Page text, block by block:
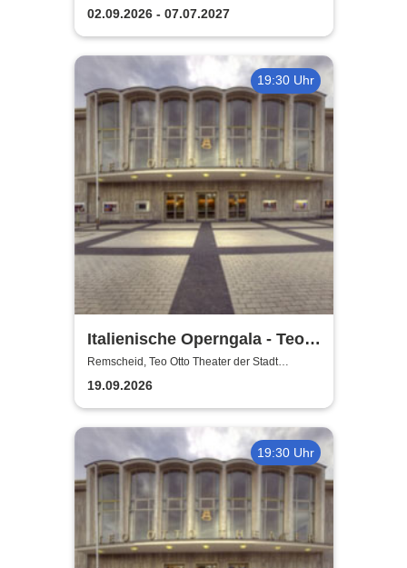
Remscheid
Remscheid
02.09.2026 - 07.07.2027
19:30 Uhr
Italienische Operngala - Teo
Otto Theater der Stadt
Remscheid
Remscheid, Teo Otto Theater der Stadt
Remscheid
19.09.2026
19:30 Uhr